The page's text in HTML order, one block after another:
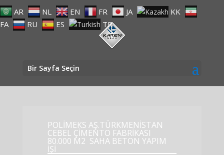
Bir Sayfa Seçin
POLİMEKS AŞ.TÜRKMENİSTAN
CEBEL ÇİMENTO FABRİKASI
80.000 M2 SAHA BETON YAPIM
İŞİ
AR NL EN FR JA
KK
FA
RU ES TR